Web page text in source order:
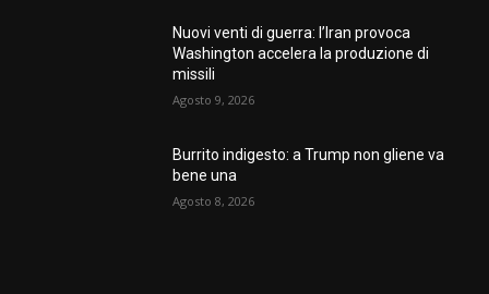
Nuovi venti di guerra: l’Iran provoca
Washington accelera la produzione di
missili
Agosto 9, 2026
Burrito indigesto: a Trump non gliene va
bene una
Agosto 8, 2026